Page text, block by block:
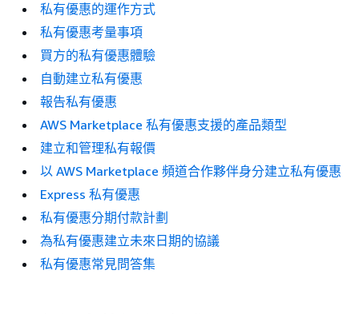
私有優惠的運作方式
私有優惠考量事項
買方的私有優惠體驗
自動建立私有優惠
報告私有優惠
AWS Marketplace 私有優惠支援的產品類型
建立和管理私有報價
以 AWS Marketplace 頻道合作夥伴身分建立私有優惠
Express 私有優惠
私有優惠分期付款計劃
為私有優惠建立未來日期的協議
私有優惠常見問答集